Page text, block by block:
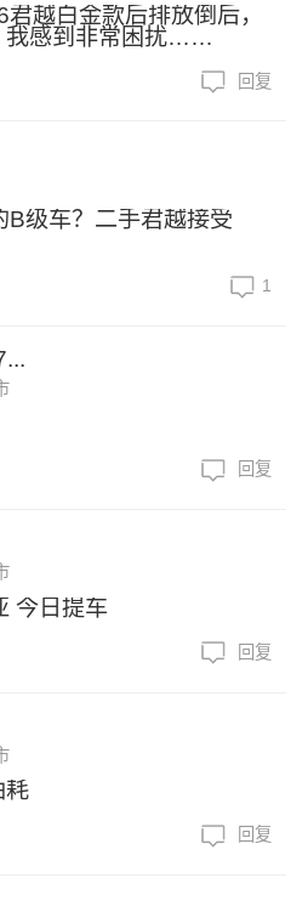
越白金款后排放倒后，
我感到非常困扰……
回复
B级车？二手君越接受
1
回复
今日提车
回复
耗
回复